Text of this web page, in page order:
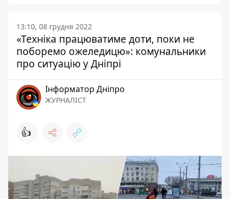
13:10, 08 грудня 2022
«Техніка працюватиме доти, поки не
поборемо ожеледицю»: комунальники
про ситуацію у Дніпрі
Інформатор Дніпро
ЖУРНАЛІСТ
👍